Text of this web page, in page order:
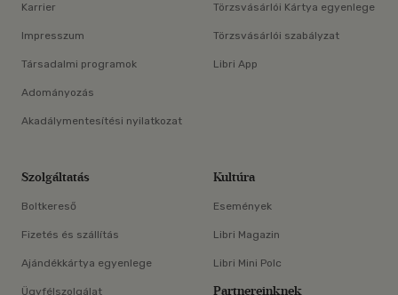
Karrier
Impresszum
Társadalmi programok
Adományozás
Akadálymentesítési nyilatkozat
Törzsvásárlói Kártya egyenlege
Törzsvásárlói szabályzat
Libri App
Szolgáltatás
Boltkereső
Fizetés és szállítás
Ajándékkártya egyenlege
Ügyfélszolgálat
Kultúra
Események
Libri Magazin
Libri Mini Polc
Partnereinknek